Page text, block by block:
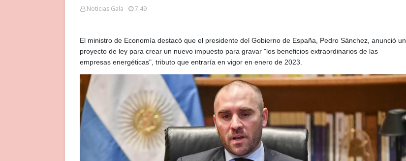
Noticias Gala 7:49
El ministro de Economía destacó que el presidente del Gobierno de España, Pedro Sánchez, anunció un
proyecto de ley para crear un nuevo impuesto para gravar "los beneficios extraordinarios de las
empresas energéticas", tributo que entraría en vigor en enero de 2023.